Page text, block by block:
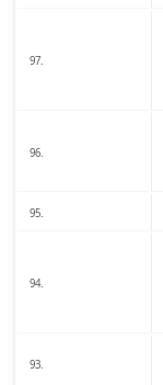
97.
96.
95.
94.
93.